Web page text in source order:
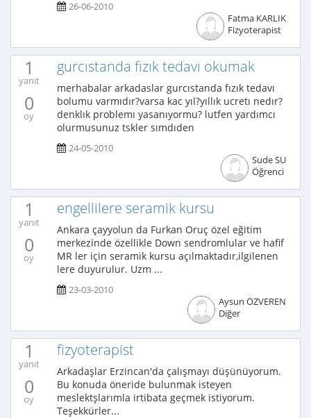
26-06-2010
Fatma KARLIK
Fizyoterapist
1
yanıt
0
oy
gurcıstanda fızık tedavı okumak
merhabalar arkadaslar gurcıstanda fızık tedavı
bolumu varmıdır?varsa kac yıl?yıllık ucretı nedır?
denklık problemı yasanıyormu? lutfen yardımcı
olurmusunuz tskler sımdıden
24-05-2010
Sude SU
Öğrenci
1
yanıt
0
oy
engellilere seramik kursu
Ankara çayyolun da Furkan Oruç özel eğitim
merkezinde özellikle Down sendromlular ve hafif
MR ler için seramik kursu açılmaktadır,ilgilenen
lere duyurulur. Uzm ...
23-03-2010
Aysun ÖZVEREN
Diğer
1
yanıt
0
oy
fizyoterapist
Arkadaşlar Erzincan'da çalışmayı düşünüyorum.
Bu konuda öneride bulunmak isteyen
meslektşlarımla irtibata geçmek istiyorum.
Teşekkürler...